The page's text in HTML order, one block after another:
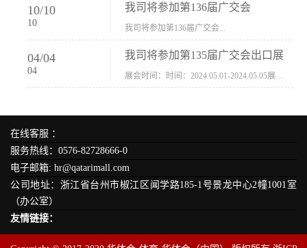
10/10
10
我司将参加第136届广交会
我司将参加第136届广交会...
04/04
04
我司将参加第135届广交会出口展
展会时间：时间：2024.05.01-2024.05.05展会地址：中国进出口商品交易会展馆福建康莱宝公司展位号12.1G37-38、H11-12，浙江康莱宝展位号17.1B23-24、C19-20...
在线客服 ：
服务热线：0576-82728666-0
电子邮箱: hr@qatarimall.com
公司地址：浙江省台州市椒江区闻学路185-1号景龙中心2幢1001室
（办公室）
友情链接：